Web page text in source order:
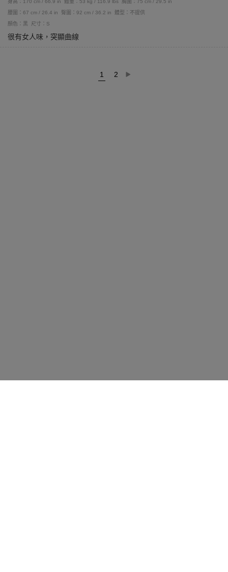
身高：170 cm / 66.9 in 體重：53 kg / 116.9 lbs
胸圍：75 cm / 29.5 in
腰圍：67 cm / 26.4 in
臀圍：92 cm / 36.2 in
體型：不提供
顏色：黑
尺寸：S
很有女人味，突顯曲線
1 2